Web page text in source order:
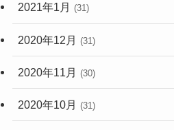
2021年1月 (31)
2020年12月 (31)
2020年11月 (30)
2020年10月 (31)